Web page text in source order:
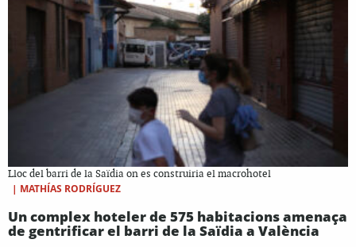
Lloc del barri de la Saïdia on es construiria el macrohotel
| MATHÍAS RODRÍGUEZ
Un complex hoteler de 575 habitacions amenaça
de gentrificar el barri de la Saïdia a València